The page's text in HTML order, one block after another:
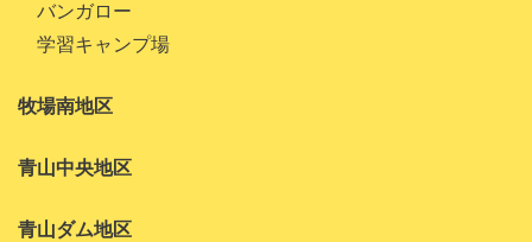
バンガロー
学習キャンプ場
牧場南地区
青山中央地区
青山ダム地区